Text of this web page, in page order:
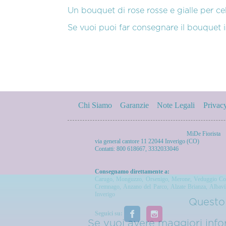
Un bouquet di rose rosse e gialle per
Se vuoi puoi far consegnare il bouquet
Chi Siamo Garanzie Note Legali
MiDe Fiorista
via general cantore 11 22044 Inverigo (CO)
Contatti: 800 618667, 3332033046
Consegnamo direttamente a:
Carugo
Monguzzo Orsenigo Merone, Veduggio
Cremnago
Anzano del Parco Alzate Brianza
Inverigo
Seguici su:
Se vuoi avere maggiori